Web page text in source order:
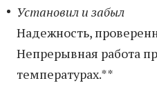
Установил и забыл
Надежность,
Непрерывная работа
температурах.**